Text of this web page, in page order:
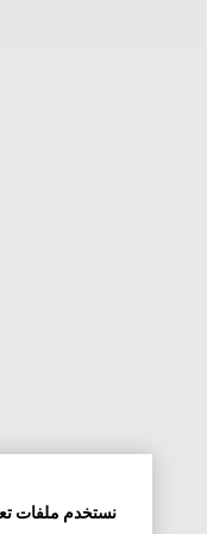
نستخدم ملفات